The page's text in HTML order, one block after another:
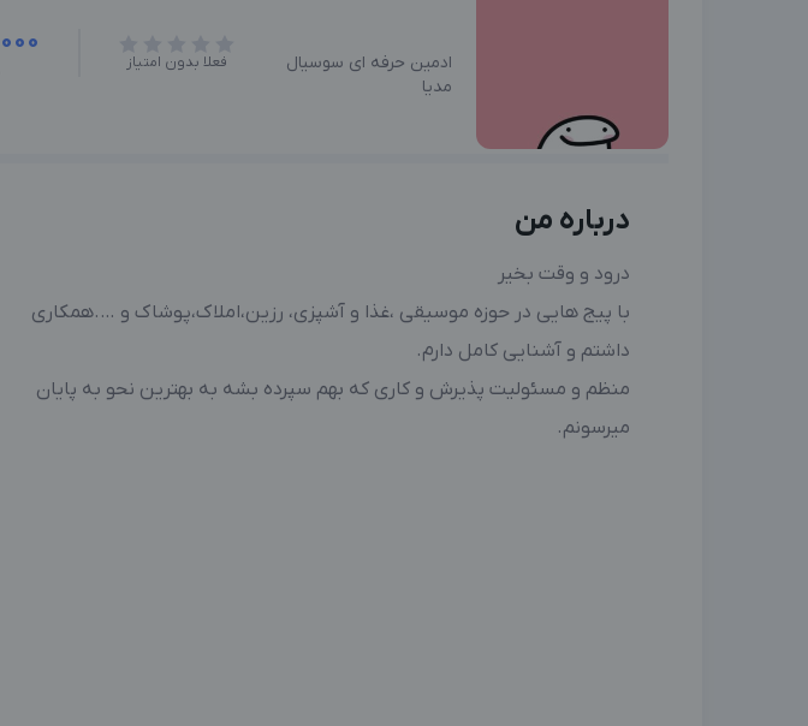
ادمین حرفه ای سوسیال
مدیا
فعلا بدون امتیاز
درباره من
درود و وقت بخیر
با پیج هایی در حوزه موسیقی ،غذا و آشپزی، رزین،املاک،پوشاک و ….همکاری
داشتم و آشنایی کامل دارم.
منظم و مسئولیت پذیرش و کاری که بهم سپرده بشه به بهترین نحو به پایان
میرسونم.